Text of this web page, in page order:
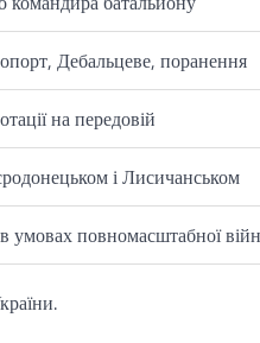
Дебальцеве, поранення
на передовій
і Лисичанськом
умовах повномасштабної